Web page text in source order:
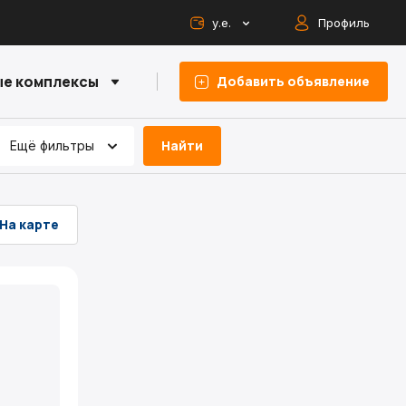
у.е. Профиль
комплексы Добавить объявление
Ещё фильтры Найти
На карте